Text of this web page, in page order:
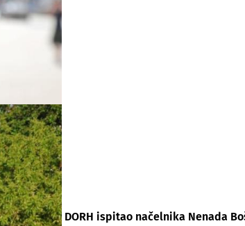
DORH ispitao načelnika Nenada